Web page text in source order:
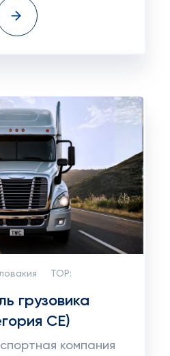
TOP:
грузовика
CE)
компания